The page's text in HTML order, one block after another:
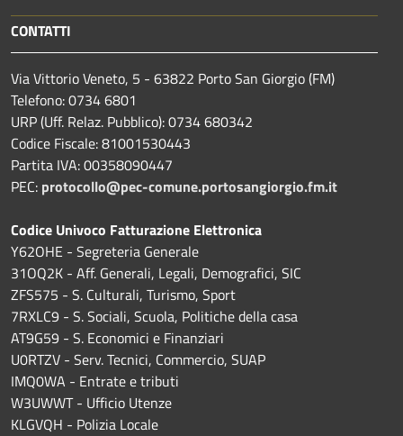
CONTATTI
Via Vittorio Veneto, 5 - 63822 Porto San Giorgio (FM)
Telefono: 0734 6801
URP (Uff. Relaz. Pubblico): 0734 680342
Codice Fiscale: 81001530443
Partita IVA: 00358090447
PEC: protocollo@pec-comune.portosangiorgio.fm.it
Codice Univoco Fatturazione Elettronica
Y62OHE - Segreteria Generale
31OQ2K - Aff. Generali, Legali, Demografici, SIC
ZFS575 - S. Culturali, Turismo, Sport
7RXLC9 - S. Sociali, Scuola, Politiche della casa
AT9G59 - S. Economici e Finanziari
U0RTZV - Serv. Tecnici, Commercio, SUAP
IMQ0WA - Entrate e tributi
W3UWWT - Ufficio Utenze
KLGVQH - Polizia Locale